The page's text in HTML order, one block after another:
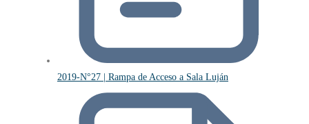
2019-N°27 | Rampa de Acceso a Sala Luján